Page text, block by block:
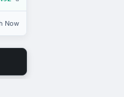
Now